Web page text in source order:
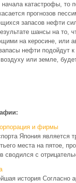
катастрофы, то
прогнозов
запасов нефти
шансы на то,
на керосине, или
нефти подойдут
или земле,
и фирмы
Япония
места на пятое,
сводился с
история Согласно